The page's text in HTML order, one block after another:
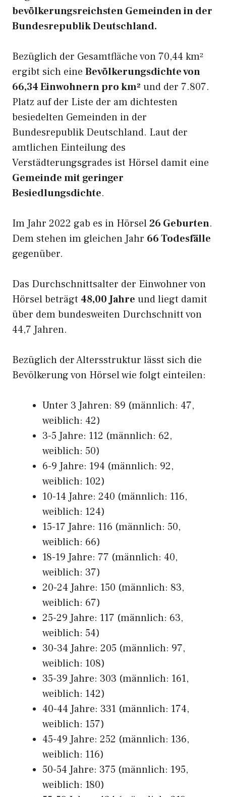
bevölkerungsreichsten Gemeinden in der
Bundesrepublik Deutschland.
Bezüglich der Gesamtfläche von 70,44 km²
ergibt sich eine Bevölkerungsdichte von
66,34 Einwohnern pro km² und der 7.807.
Platz auf der Liste der am dichtesten
besiedelten Gemeinden in der
Bundesrepublik Deutschland. Laut der
amtlichen Einteilung des
Verstädterungsgrades ist Hörsel damit eine
Gemeinde mit geringer
Besiedlungsdichte.
Im Jahr 2022 gab es in Hörsel26 Geburten.
Dem stehen im gleichen Jahr 66 Todesfälle
gegenüber.
Das Durchschnittsalter der Einwohner von
Hörsel beträgt 48,00 Jahre und liegt damit
über dem bundesweiten Durchschnitt von
44,7 Jahren.
Bezüglich der Altersstruktur lässt sich die
Bevölkerung von Hörsel wie folgt einteilen:
Unter 3 Jahren: 89 (männlich: 47,
weiblich: 42)
3-5 Jahre: 112 (männlich: 62,
weiblich: 50)
6-9 Jahre: 194 (männlich: 92,
weiblich: 102)
10-14 Jahre: 240 (männlich: 116,
weiblich: 124)
15-17 Jahre: 116 (männlich: 50,
weiblich: 66)
18-19 Jahre: 77 (männlich: 40,
weiblich: 37)
20-24 Jahre: 150 (männlich: 83,
weiblich: 67)
25-29 Jahre: 117 (männlich: 63,
weiblich: 54)
30-34 Jahre: 205 (männlich: 97,
weiblich: 108)
35-39 Jahre: 303 (männlich: 161,
weiblich: 142)
40-44 Jahre: 331 (männlich: 174,
weiblich: 157)
45-49 Jahre: 252 (männlich: 136,
weiblich: 116)
50-54 Jahre: 375 (männlich: 195,
weiblich: 180)